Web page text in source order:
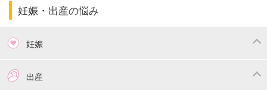
妊娠・出産の悩み
妊娠
つわり出産